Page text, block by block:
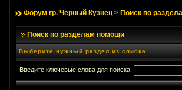
Форум гр. Черный Кузнец> Поиск по
Поиск по разделам помощи
Выберите нужный раздел из списка
Введите ключевые слова для поиска